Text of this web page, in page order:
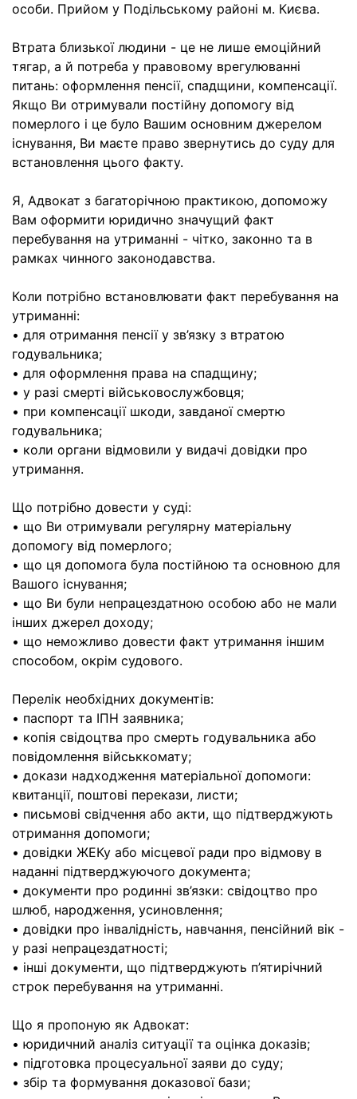
особи. Прийом у Подільському районі м. Києва.
Втрата близької людини - це не лише емоційний
тягар, а й потреба у правовому врегулюванні
питань: оформлення пенсії, спадщини, компенсації.
Якщо Ви отримували постійну допомогу від
померлого і це було Вашим основним джерелом
існування, Ви маєте право звернутись до суду для
встановлення цього факту.
Я, Адвокат з багаторічною практикою, допоможу
Вам оформити юридично значущий факт
перебування на утриманні - чітко, законно та в
рамках чинного законодавства.
Коли потрібно встановлювати факт перебування на
утриманні:
• для отримання пенсії у зв’язку з втратою
годувальника;
• для оформлення права на спадщину;
• у разі смерті військовослужбовця;
• при компенсації шкоди, завданої смертю
годувальника;
• коли органи відмовили у видачі довідки про
утримання.
Що потрібно довести у суді:
• що Ви отримували регулярну матеріальну
допомогу від померлого;
• що ця допомога була постійною та основною для
Вашого існування;
• що Ви були непрацездатною особою або не мали
інших джерел доходу;
• що неможливо довести факт утримання іншим
способом, окрім судового.
Перелік необхідних документів:
• паспорт та ІПН заявника;
• копія свідоцтва про смерть годувальника або
повідомлення військкомату;
• докази надходження матеріальної допомоги:
квитанції, поштові перекази, листи;
• письмові свідчення або акти, що підтверджують
отримання допомоги;
• довідки ЖЕКу або місцевої ради про відмову в
наданні підтверджуючого документа;
• документи про родинні зв’язки: свідоцтво про
шлюб, народження, усиновлення;
• довідки про інвалідність, навчання, пенсійний вік -
у разі непрацездатності;
• інші документи, що підтверджують п’ятирічний
строк перебування на утриманні.
Що я пропоную як Адвокат:
• юридичний аналіз ситуації та оцінка доказів;
• підготовка процесуальної заяви до суду;
• збір та формування доказової бази;